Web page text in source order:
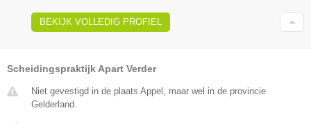
BEKIJK VOLLEDIG PROFIEL
Scheidingspraktijk Apart Verder
Niet gevestigd in de plaats Appel, maar wel in de provincie
Gelderland.